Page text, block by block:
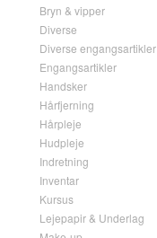
Bryn & vipper
Diverse
Diverse engangsartikler
Engangsartikler
Handsker
Hårfjerning
Hårpleje
Hudpleje
Indretning
Inventar
Kursus
Lejepapir & Underlag